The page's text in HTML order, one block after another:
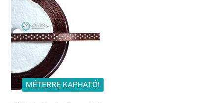
MÉTERRE KAPHATÓ!